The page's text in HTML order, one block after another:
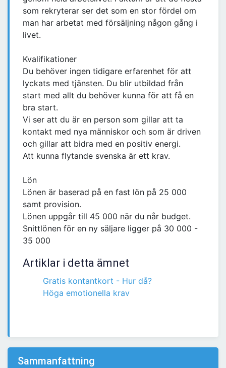
som rekryterar ser det som en stor fördel om
man har arbetat med försäljning någon gång i
livet.
Kvalifikationer
Du behöver ingen tidigare erfarenhet för att
lyckats med tjänsten. Du blir utbildad från
start med allt du behöver kunna för att få en
bra start.
Vi ser att du är en person som gillar att ta
kontakt med nya människor och som är driven
och gillar att bidra med en positiv energi.
Att kunna flytande svenska är ett krav.
Lön
Lönen är baserad på en fast lön på 25 000
samt provision.
Lönen uppgår till 45 000 när du når budget.
Snittlönen för en ny säljare ligger på 30 000 -
35 000
Artiklar i detta ämnet
Gratis kontantkort - Hur då?
Höga emotionella krav
Sammanfattning